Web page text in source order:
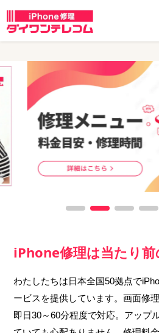
iPhone修理は当たり前
わたしたちは日本全国50拠点で
ービスを提供しています。画面修
即日30～60分程度で対応。アップ